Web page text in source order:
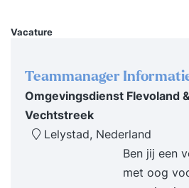
een creatief denkproces hoe je
denkkracht vergroten om te
originele ideeën en
of met een team. Je ontdekt
en hoe je deze verder kunt
zetten. Niet alleen in je werk,
situaties die ‘vast’ zitten. Je
Vacature
Teammanager
Omgevingsdienst Flevoland
Vechtstreek
Lelystad, Nederland
Ben jij een
met oog